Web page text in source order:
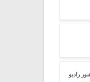
رادیو